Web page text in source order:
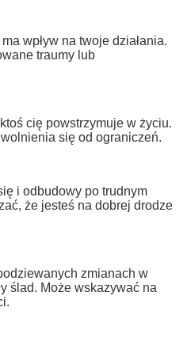
wpływ na twoje działania.
traumy lub
cię powstrzymuje w życiu.
się od ograniczeń.
i odbudowy po trudnym
że jesteś na dobrej drodze
zmianach w
ślad. Może wskazywać na